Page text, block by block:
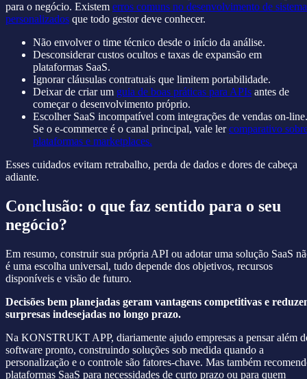
para o negócio. Existem erros comuns no desenvolvimento de
personalizados que todo gestor deve conhecer.
Não envolver o time técnico desde o início da análise.
Desconsiderar custos ocultos e taxas de expansão em
plataformas SaaS.
Ignorar cláusulas contratuais que limitem portabilidade.
Deixar de criar um guia de boas práticas para APIs antes de
começar o desenvolvimento próprio.
Escolher SaaS incompatível com integrações de vendas on-line.
Se o e-commerce é o canal principal, vale lercomparativo
plataformas e marketplaces.
Esses cuidados evitam retrabalho, perda de dados e dores de cabeça
adiante.
Conclusão: o que faz sentido para o seu
negócio?
Em resumo, construir sua própria API ou adotar uma solução SaaS
é uma escolha universal, tudo depende dos objetivos, recursos
disponíveis e visão de futuro.
Decisões bem planejadas geram vantagens competitivas e
surpresas indesejadas no longo prazo.
Na KONSTRUKT APP, diariamente ajudo empresas a pensar além
software pronto, construindo soluções sob medida quando a
personalização e o controle são fatores-chave. Mas também
plataformas SaaS para necessidades de curto prazo ou para quem